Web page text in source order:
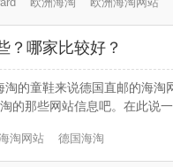
？哪家比较好？
的童鞋来说德国直邮的海
的那些网站信息吧。在此说
淘网站 德国海淘